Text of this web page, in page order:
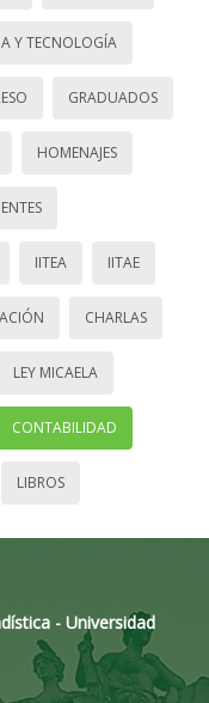
Y TECNOLOGÍA
GRADUADOS
HOMENAJES
IITEA IITAE
CHARLAS
LEY MICAELA
CONTABILIDAD
LIBROS
- Universidad